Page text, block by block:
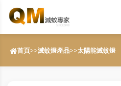
首頁>>滅蚊燈產品>>太陽能滅蚊燈